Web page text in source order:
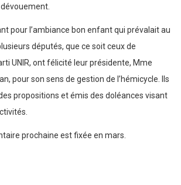
pour l’ambiance bon enfant qui prévalait au
députés, que ce soit ceux de
UNIR, ont félicité leur présidente, Mme
pour son sens de gestion de l’hémicycle. Ils
propositions et émis des doléances visant
prochaine est fixée en mars.